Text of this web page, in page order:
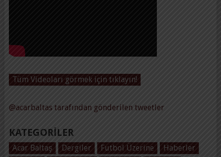
Tüm Videoları görmek için tıklayın!
@acarbaltas tarafından gönderilen tweetler
KATEGORILER
Acar Baltaş Dergiler Futbol Üzerine
Haberler